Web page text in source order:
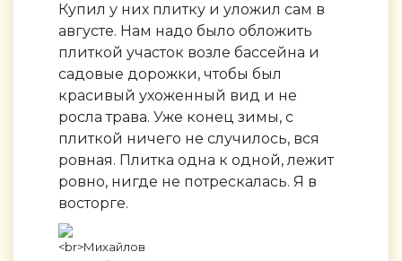
Купил у них плитку и уложил сам в
августе. Нам надо было обложить
плиткой участок возле бассейна и
садовые дорожки, чтобы был
красивый ухоженный вид и не
росла трава. Уже конец зимы, с
плиткой ничего не случилось, вся
ровная. Плитка одна к одной, лежит
ровно, нигде не потрескалась. Я в
восторге.